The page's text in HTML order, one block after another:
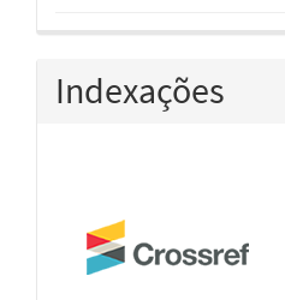
Indexações